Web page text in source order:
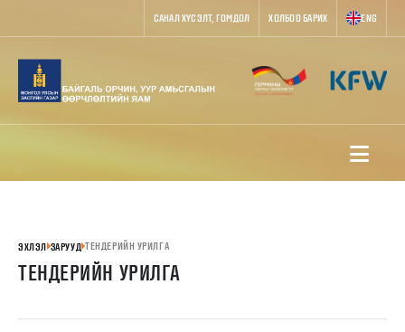
САНАЛ ХҮСЭЛТ, ГОМДОЛ ХОЛБОО БАРИХ ENG
ЭХЛЭЛ ЗАРУУД ТЕНДЕРИЙН УРИЛГА
ТЕНДЕРИЙН УРИЛГА